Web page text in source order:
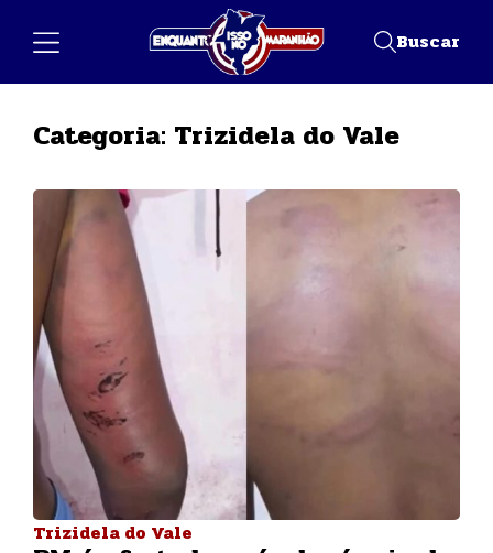
Buscar
Categoria: Trizidela do Vale
Trizidela do Vale